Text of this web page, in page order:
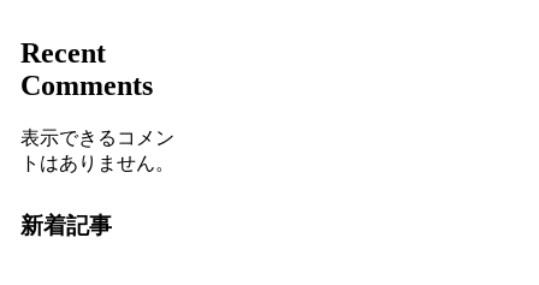
Recent
Comments
表示できるコメン
トはありません。
新着記事